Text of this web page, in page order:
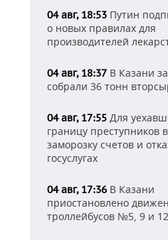
04 авг, 18:53 Путин
о новых правилах для
производителей
04 авг, 18:37 В Казани
собрали 36 тонн
04 авг, 17:55 Для
границу преступников
заморозку счетов и
госуслугах
04 авг, 17:36 В Казани
приостановлено
троллейбусов №5, 9 и 12